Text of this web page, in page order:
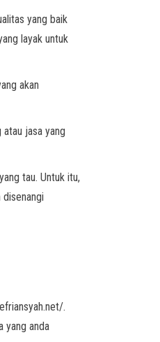
yang baik
layak untuk
akan
jasa yang
tau. Untuk itu,
.
yang anda